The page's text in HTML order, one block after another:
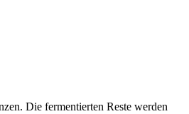
Die fermentierten Reste werden